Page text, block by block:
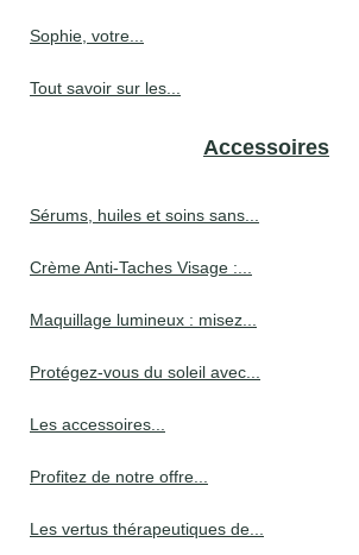
Sophie, votre...
Tout savoir sur les...
Accessoires
Sérums, huiles et soins sans...
Crème Anti-Taches Visage :...
Maquillage lumineux : misez...
Protégez-vous du soleil avec...
Les accessoires...
Profitez de notre offre...
Les vertus thérapeutiques de...